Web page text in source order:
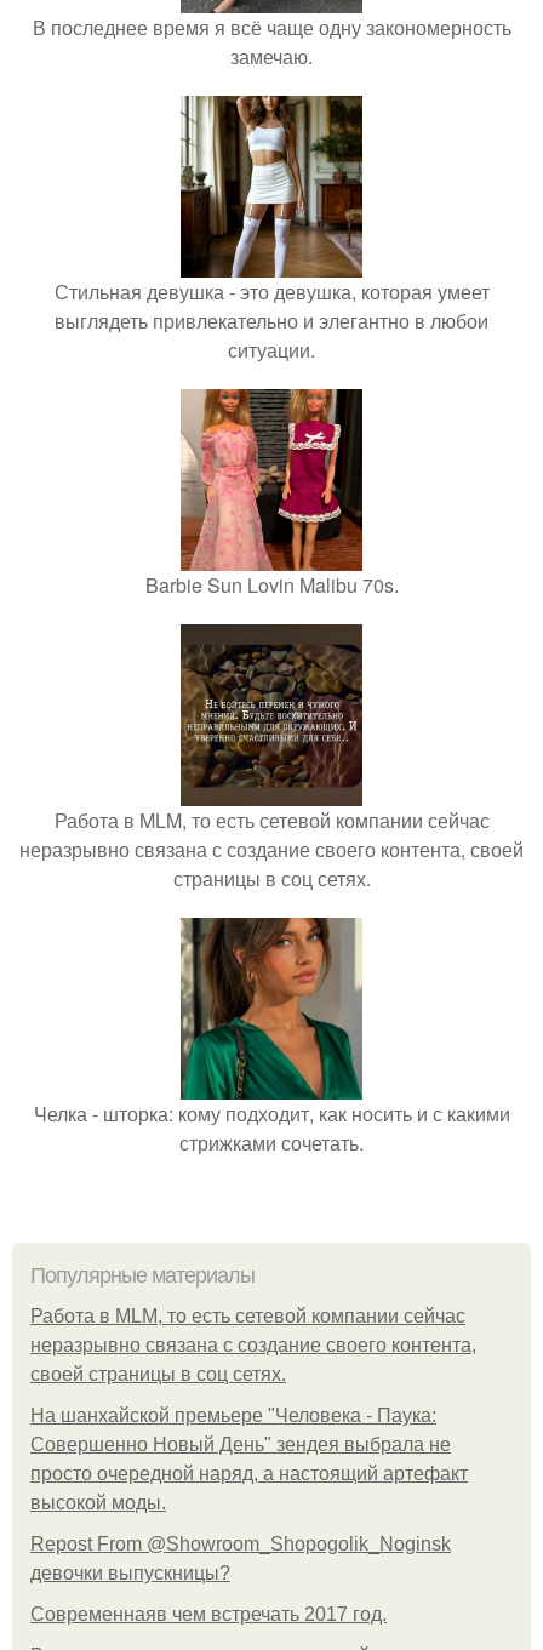
В последнее время я всё чаще одну закономерность
замечаю.
Стильная девушка - это девушка, которая умеет
выглядеть привлекательно и элегантно в любои
ситуации.
Barbie Sun Lovin Malibu 70s.
Работа в MLM, то есть сетевой компании сейчас
неразрывно связана с создание своего контента, своей
страницы в соц сетях.
Челка - шторка: кому подходит, как носить и с какими
стрижками сочетать.
Популярные материалы
Работа в MLM, то есть сетевой компании сейчас
неразрывно связана с создание своего контента,
своей страницы в соц сетях.
На шанхайской премьере "Человека - Паука:
Совершенно Новый День" зендея выбрала не
просто очередной наряд, а настоящий артефакт
высокой моды.
Repost From @Showroom_Shopogolik_Noginsk
девочки выпускницы?
Современнаяв чем встречать 2017 год.